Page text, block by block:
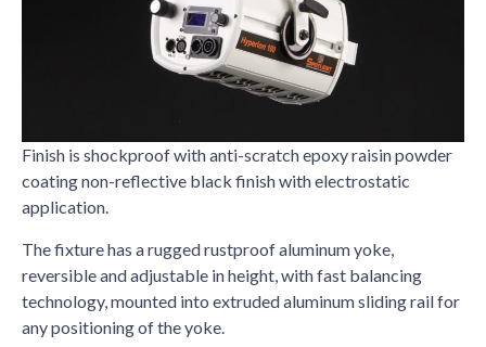
Finish is shockproof with anti-scratch epoxy raisin powder
coating non-reflective black finish with electrostatic
application.
The fixture has a rugged rustproof aluminum yoke,
reversible and adjustable in height, with fast balancing
technology, mounted into extruded aluminum sliding rail for
any positioning of the yoke.